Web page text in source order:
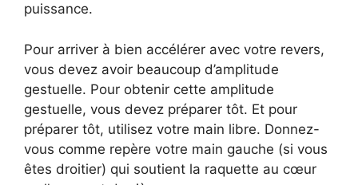
puissance.
Pour arriver à bien accélérer avec votre revers,
vous devez avoir beaucoup d’amplitude
gestuelle. Pour obtenir cette amplitude
gestuelle, vous devez préparer tôt. Et pour
préparer tôt, utilisez votre main libre. Donnez-
vous comme repère votre main gauche (si vous
êtes droitier) qui soutient la raquette au cœur